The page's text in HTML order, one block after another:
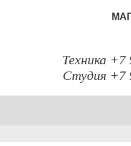
Техника +7
Студия +7